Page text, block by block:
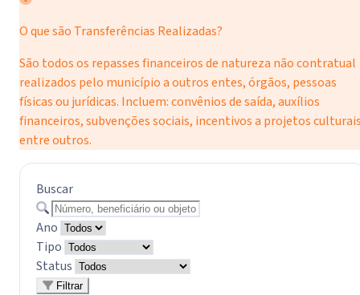
O que são Transferências Realizadas?
São todos os repasses financeiros de natureza não contratual
realizados pelo município a outros entes, órgãos, pessoas
físicas ou jurídicas. Incluem: convênios de saída, auxílios
financeiros, subvenções sociais, incentivos a projetos
entre outros.
Buscar
Ano
Tipo
Status
Filtrar